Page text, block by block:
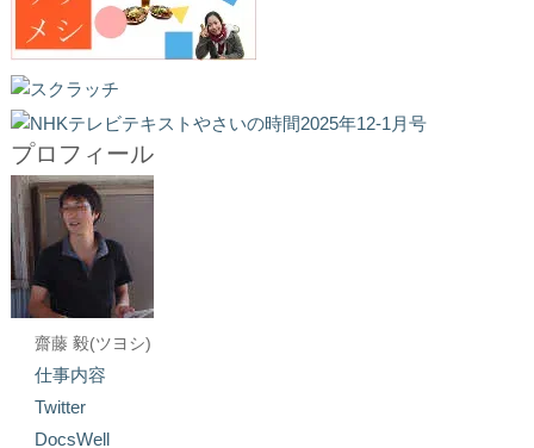
プロフィール
齋藤 毅(ツヨシ)
仕事内容
Twitter
DocsWell